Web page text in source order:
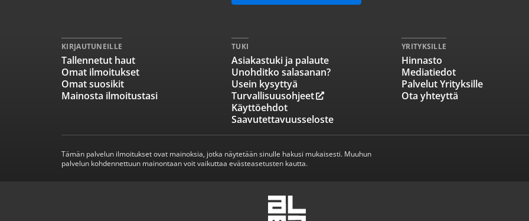
KIRJAUTUNEILLE
Tallennetut haut
Omat ilmoitukset
Omat suosikit
Mainosta ilmoitustasi
TUKI
Asiakastuki ja palaute
Unohditko salasanan?
Usein kysyttyä
Turvallisuusohjeet
Käyttöehdot
Saavutettavuusseloste
YRITYKSILLE
Hinnasto
Mediatiedot
Palvelut Yrityksille
Ota yhteyttä
Tämän palvelun ilmoitukset ovat mainoksia, jotka näytetään sinulle hakusi mukaisesti. Muuhun
palvelun kohdennettuun mainontaan voit vaikuttaa evästeasetusten kautta.